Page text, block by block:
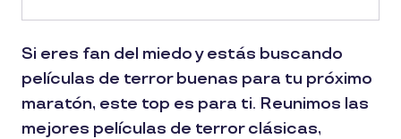
Si eres fan del miedo y estás buscando
películas de terror buenas para tu próximo
maratón, este top es para ti. Reunimos las
mejores películas de terror clásicas,